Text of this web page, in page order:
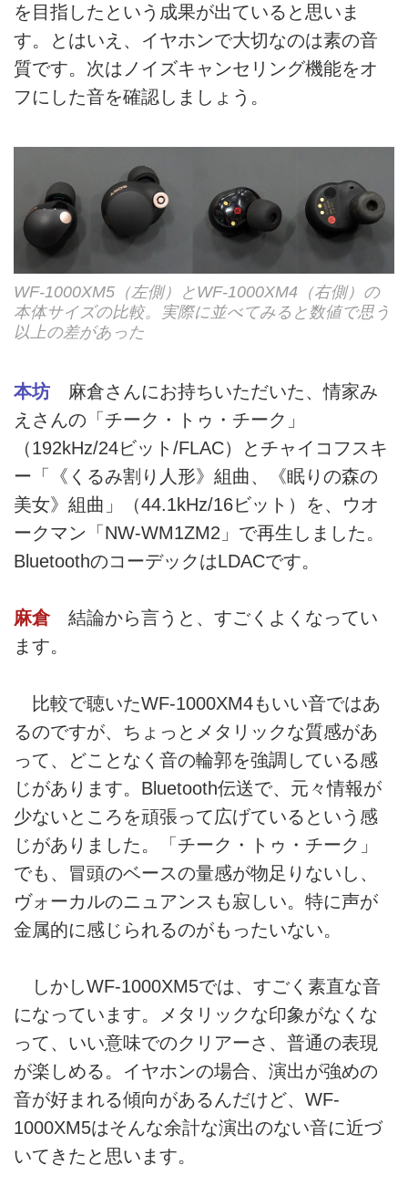
を目指したという成果が出ていると思いま
す。とはいえ、イヤホンで大切なのは素の音
質です。次はノイズキャンセリング機能をオ
フにした音を確認しましょう。
WF-1000XM5（左側）とWF-1000XM4（右側）の
本体サイズの比較。実際に並べてみると数値で思う
以上の差があった
本坊 麻倉さんにお持ちいただいた、情家み
えさんの「チーク・トゥ・チーク」
（192kHz/24ビット/FLAC）とチャイコフスキ
ー「《くるみ割り人形》組曲、《眠りの森の
美女》組曲」（44.1kHz/16ビット）を、ウオ
ークマン「NW-WM1ZM2」で再生しました。
BluetoothのコーデックはLDACです。
麻倉結論から言うと、すごくよくなってい
ます。
比較で聴いたWF-1000XM4もいい音ではあ
るのですが、ちょっとメタリックな質感があ
って、どことなく音の輪郭を強調している感
じがあります。Bluetooth伝送で、元々情報が
少ないところを頑張って広げているという感
じがありました。「チーク・トゥ・チーク」
でも、冒頭のベースの量感が物足りないし、
ヴォーカルのニュアンスも寂しい。特に声が
金属的に感じられるのがもったいない。
しかしWF-1000XM5では、すごく素直な音
になっています。メタリックな印象がなくな
って、いい意味でのクリアーさ、普通の表現
が楽しめる。イヤホンの場合、演出が強めの
音が好まれる傾向があるんだけど、WF-
1000XM5はそんな余計な演出のない音に近づ
いてきたと思います。